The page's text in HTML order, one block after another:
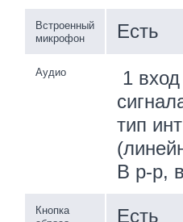
Встроенный
микрофон
Есть
Аудио
1
тип
В p-p,
Кнопка
Есть